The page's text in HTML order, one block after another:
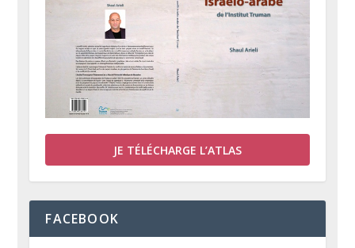
JE TÉLÉCHARGE L’ATLAS
FACEBOOK